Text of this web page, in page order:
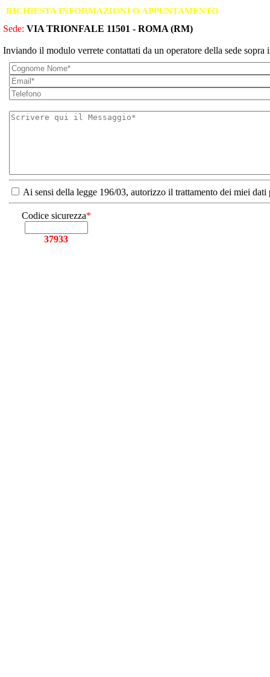
RICHIESTA INFORMAZIONI O APPUNTAMENTO
Sede: VIA TRIONFALE 11501 - ROMA (RM)
Inviando il modulo verrete contattati da un operatore della sede sopra
Ai sensi della legge 196/03, autorizzo il trattamento dei miei
Codice sicurezza*
37933